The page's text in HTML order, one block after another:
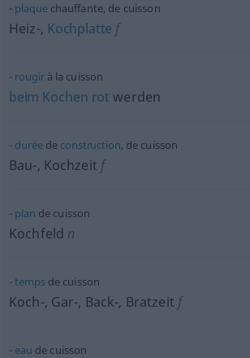
plaquechauffante, de cuisson
Heiz-, Kochplatte f
rougirà la cuisson
beim Kochen rot werden
duréede construction, de cuisson
Bau-, Kochzeit f
plan de cuisson
Kochfeld n
tempsde cuisson
Koch-, Gar-, Back-, Bratzeit f
eau de cuisson